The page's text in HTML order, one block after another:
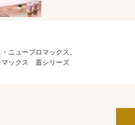
ニュープロマックス。
マックス 蓋シリーズ